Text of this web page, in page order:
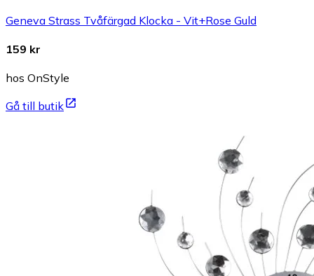
Geneva Strass Tvåfärgad Klocka - Vit+Rose Guld
159 kr
hos OnStyle
Gå till butik